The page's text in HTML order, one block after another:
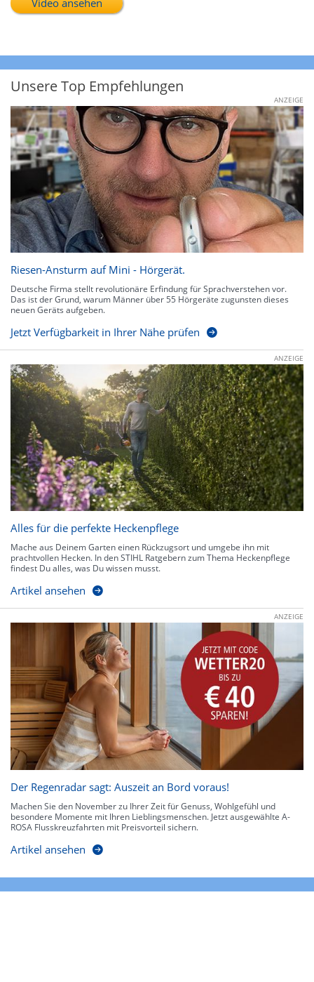
Unsere Top Empfehlungen
ANZEIGE
Riesen-Ansturm auf Mini - Hörgerät.
Deutsche Firma stellt revolutionäre Erfindung für Sprachverstehen vor.
Das ist der Grund, warum Männer über 55 Hörgeräte zugunsten dieses
neuen Geräts aufgeben.
Jetzt Verfügbarkeit in Ihrer Nähe prüfen
ANZEIGE
Alles für die perfekte Heckenpflege
Mache aus Deinem Garten einen Rückzugsort und umgebe ihn mit
prachtvollen Hecken. In den STIHL Ratgebern zum Thema Heckenpflege
findest Du alles, was Du wissen musst.
Artikel ansehen
ANZEIGE
Der Regenradar sagt: Auszeit an Bord voraus!
Machen Sie den November zu Ihrer Zeit für Genuss, Wohlgefühl und
besondere Momente mit Ihren Lieblingsmenschen. Jetzt ausgewählte A-
ROSA Flusskreuzfahrten mit Preisvorteil sichern.
Artikel ansehen